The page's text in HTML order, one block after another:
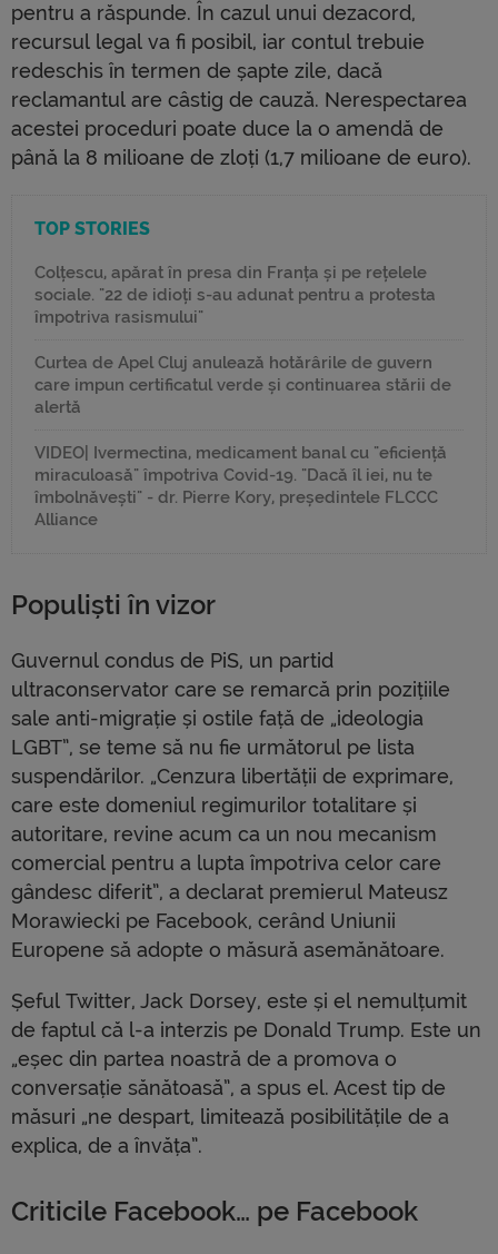
pentru a răspunde. În cazul unui dezacord,
recursul legal va fi posibil, iar contul trebuie
redeschis în termen de șapte zile, dacă
reclamantul are câstig de cauză. Nerespectarea
acestei proceduri poate duce la o amendă de
până la 8 milioane de zloți (1,7 milioane de euro).
TOP STORIES
Colțescu, apărat în presa din Franța și pe rețelele
sociale. "22 de idioți s-au adunat pentru a protesta
împotriva rasismului"
Curtea de Apel Cluj anulează hotărârile de guvern
care impun certificatul verde și continuarea stării de
alertă
VIDEO| Ivermectina, medicament banal cu "eficiență
miraculoasă" împotriva Covid-19. "Dacă îl iei, nu te
îmbolnăvești" - dr. Pierre Kory, președintele FLCCC
Alliance
Populiști în vizor
Guvernul condus de PiS, un partid
ultraconservator care se remarcă prin pozițiile
sale anti-migrație și ostile față de „ideologia
LGBT”, se teme să nu fie următorul pe lista
suspendărilor. „Cenzura libertății de exprimare,
care este domeniul regimurilor totalitare și
autoritare, revine acum ca un nou mecanism
comercial pentru a lupta împotriva celor care
gândesc diferit”, a declarat premierul Mateusz
Morawiecki pe Facebook, cerând Uniunii
Europene să adopte o măsură asemănătoare.
Șeful Twitter, Jack Dorsey, este și el nemulțumit
de faptul că l-a interzis pe Donald Trump. Este un
„eșec din partea noastră de a promova o
conversație sănătoasă”, a spus el. Acest tip de
măsuri „ne despart, limitează posibilitățile de a
explica, de a învăța”.
Criticile Facebook… pe Facebook